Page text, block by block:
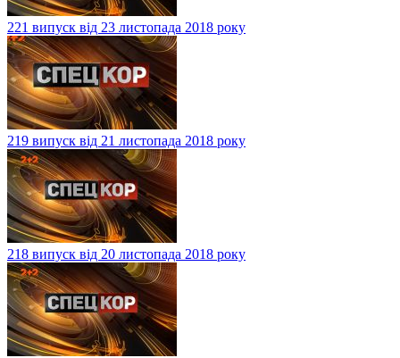
221 випуск від 23 листопада 2018 року
219 випуск від 21 листопада 2018 року
218 випуск від 20 листопада 2018 року